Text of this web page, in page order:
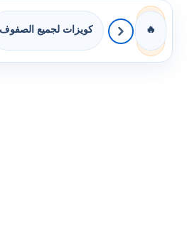
🔥 كويزات لجميع الصفوف